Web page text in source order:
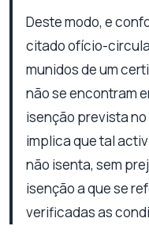
Deste modo, e
citado ofício-
munidos de um
não se encontram
isenção prevista no
implica que tal
não isenta, sem
isenção a que se
verificadas as